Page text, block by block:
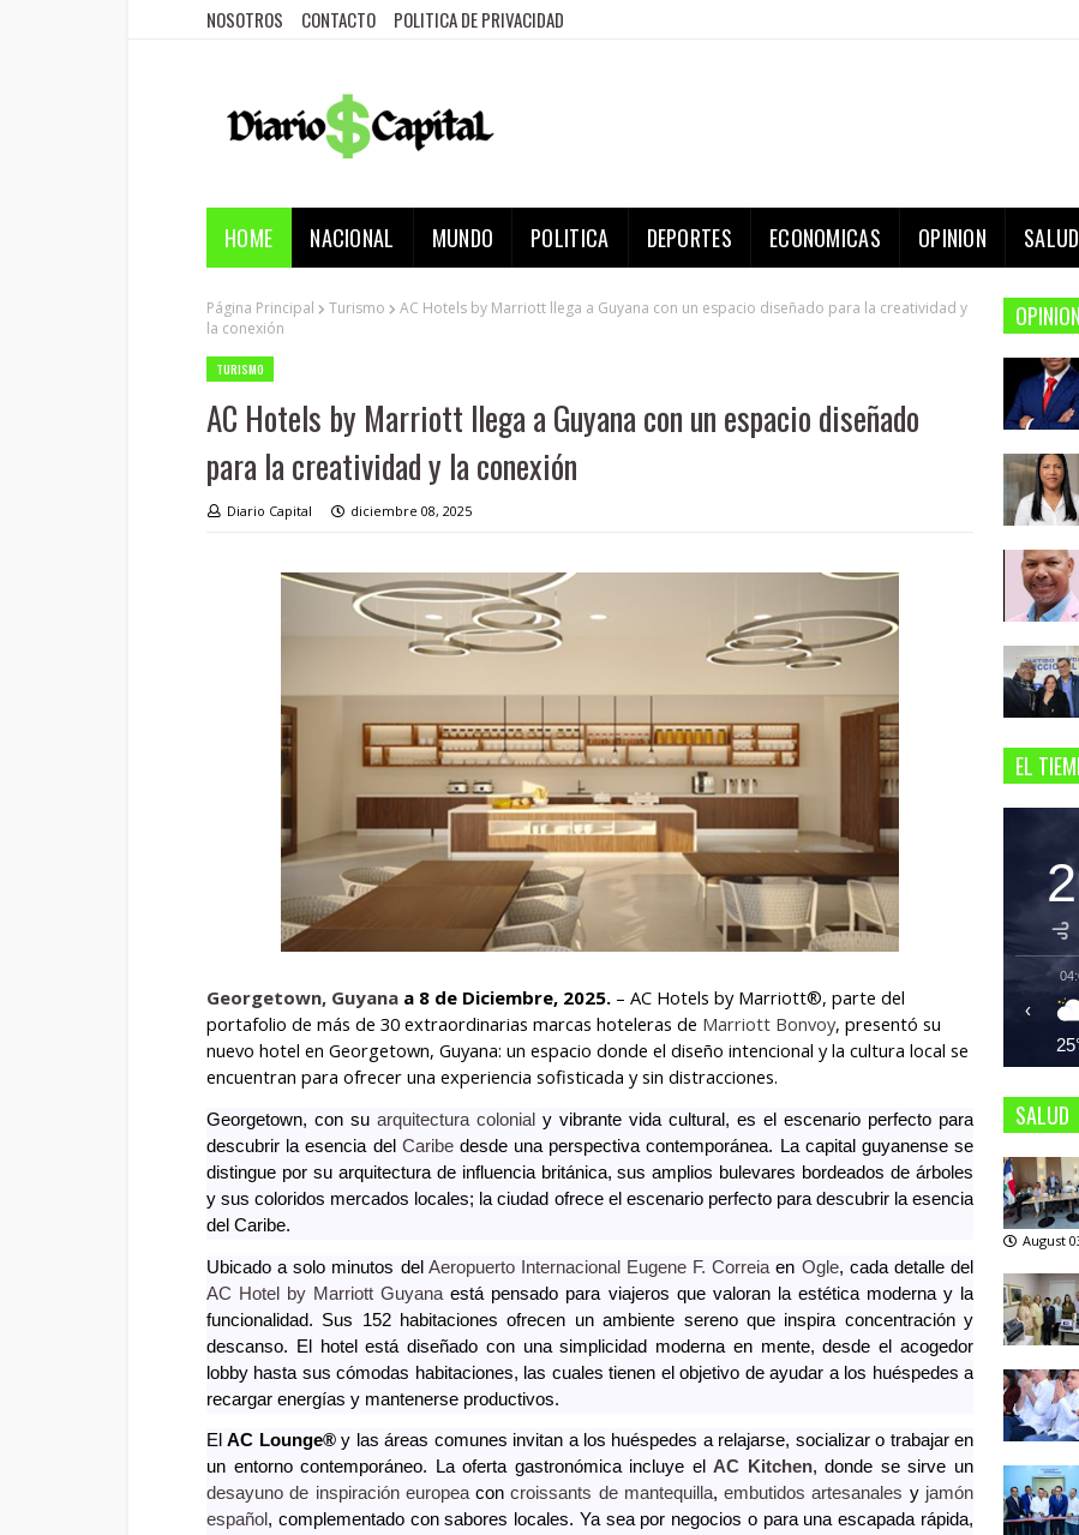
NOSOTROS CONTACTO POLITICA DE PRIVACIDAD
HOME NACIONAL MUNDO POLITICA DEPORTES ECONOMICAS OPINION SALUD
Página Principal Turismo
AC Hotels by Marriott llega a Guyana con un espacio diseñado para la creatividad y
la conexión
TURISMO
AC Hotels by Marriott llega a Guyana con un espacio diseñado
para la creatividad y la conexión
Diario Capital diciembre 08, 2025
Georgetown, Guyana a 8 de Diciembre, 2025. – AC Hotels by Marriott®, parte del
portafolio de más de 30 extraordinarias marcas hoteleras de Marriott Bonvoy, presentó su
nuevo hotel en Georgetown, Guyana: un espacio donde el diseño intencional y la cultura local se
encuentran para ofrecer una experiencia sofisticada y sin distracciones.
Georgetown, con su arquitectura colonial y vibrante vida cultural, es el escenario perfecto para
descubrir la esencia del Caribedesde una perspectiva contemporánea. La capital guyanense se
distingue por su arquitectura de influencia británica, sus amplios bulevares bordeados de árboles
y sus coloridos mercados locales; la ciudad ofrece el escenario perfecto para descubrir la esencia
del Caribe.
Ubicado a solo minutos del Aeropuerto Internacional Eugene F. Correia en Ogle, cada detalle del
AC Hotel by Marriott Guyana está pensado para viajeros que valoran la estética moderna y la
funcionalidad. Sus 152 habitaciones ofrecen un ambiente sereno que inspira concentración y
descanso. El hotel está diseñado con una simplicidad moderna en mente, desde el acogedor
lobby hasta sus cómodas habitaciones, las cuales tienen el objetivo de ayudar a los huéspedes a
recargar energías y mantenerse productivos.
ElAC Lounge®y las áreas comunes invitan a los huéspedes a relajarse, socializar o trabajar en
un entorno contemporáneo. La oferta gastronómica incluye elAC Kitchen, donde se sirve un
desayuno de inspiración europeaconcroissants de mantequilla,embutidos artesanales y jamón
español , complementado con sabores locales. Ya sea por negocios o para una escapada rápida,
OPINION
EL
‹
SALUD
August